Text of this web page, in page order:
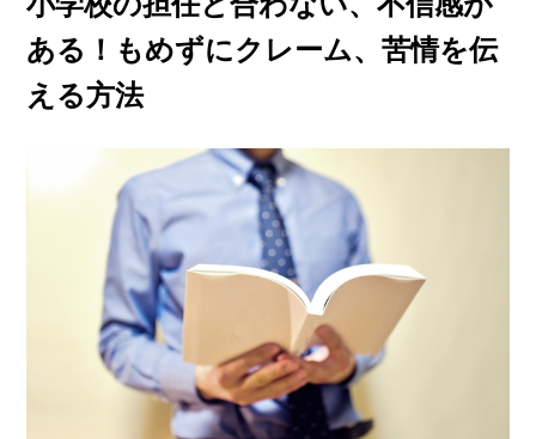
ある！もめずにクレーム、苦情を伝
える方法